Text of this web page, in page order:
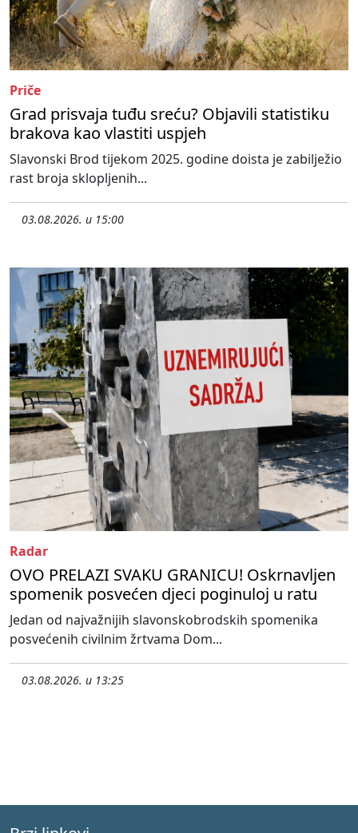
Priče
Grad prisvaja tuđu sreću? Objavili statistiku
brakova kao vlastiti uspjeh
Slavonski Brod tijekom 2025. godine doista je zabilježio
rast broja sklopljenih...
03.08.2026. u 15:00
Radar
OVO PRELAZI SVAKU GRANICU! Oskrnavljen
spomenik posvećen djeci poginuloj u ratu
Jedan od najvažnijih slavonskobrodskih spomenika
posvećenih civilnim žrtvama Dom...
03.08.2026. u 13:25